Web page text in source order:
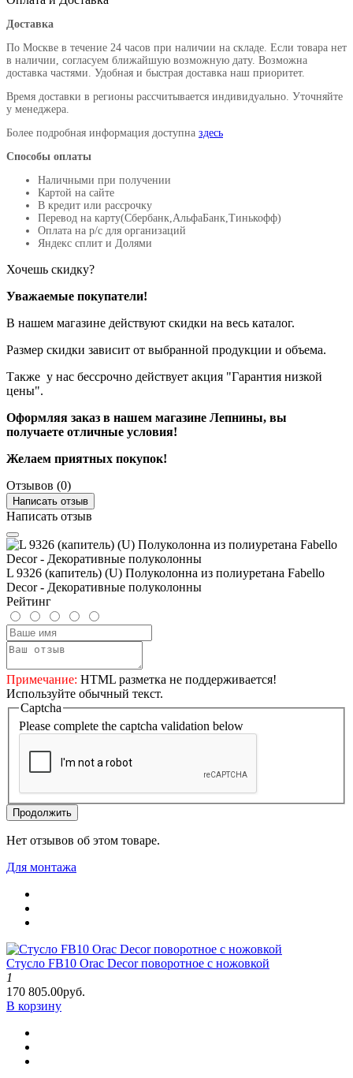
Доставка
По Москве в течение 24 часов при наличии на складе. Если товара нет
в наличии, согласуем ближайшую возможную дату. Возможна
доставка частями. Удобная и быстрая доставка наш приоритет.
Время доставки в регионы рассчитывается индивидуально. Уточняйте
у менеджера.
Более подробная информация доступна здесь
Способы оплаты
Наличными при получении
Картой на сайте
В кредит или рассрочку
Перевод на карту(Сбербанк,АльфаБанк,Тинькофф)
Оплата на р/c для организаций
Яндекс сплит и Долями
Хочешь скидку?
Уважаемые покупатели!
В нашем магазине действуют скидки на весь каталог.
Размер скидки зависит от выбранной продукции и объема.
Также у нас бессрочно действует акция "Гарантия низкой
цены".
Оформляя заказ в нашем магазине Лепнины, вы
получаете отличные условия!
Желаем приятных покупок!
Отзывов (0)
Написать отзыв
Написать отзыв
L 9326 (капитель) (U) Полуколонна из полиуретана Fabello
Decor - Декоративные полуколонны
Рейтинг
Примечание: HTML разметка не поддерживается!
Используйте обычный текст.
Captcha
Please complete the captcha validation below
Продолжить
Нет отзывов об этом товаре.
Для монтажа
Стусло FB10 Orac Decor поворотное с ножовкой
1
170 805.00руб.
В корзину